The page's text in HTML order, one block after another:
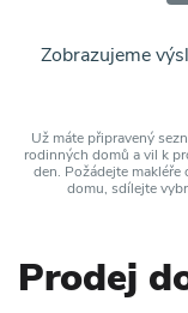
Zobrazujeme
Už máte připravený
rodinných domů a vil k
den. Požádejte
domu, sdílejte
Prodej